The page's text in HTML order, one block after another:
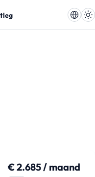
€ 2.685 / maand